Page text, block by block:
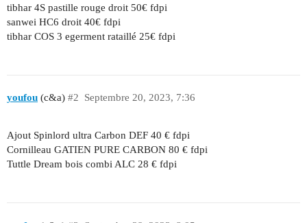
tibhar 4S pastille rouge droit 50€ fdpi
sanwei HC6 droit 40€ fdpi
tibhar COS 3 egerment rataillé 25€ fdpi
youfou (c&a) Septembre 20, 2023, 7:36
#2
Ajout Spinlord ultra Carbon DEF 40 € fdpi
Cornilleau GATIEN PURE CARBON 80 € fdpi
Tuttle Dream bois combi ALC 28 € fdpi